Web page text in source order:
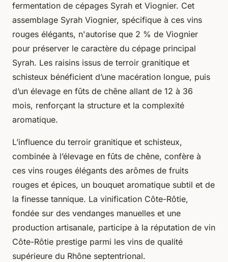
fermentation de cépages Syrah et Viognier. Cet
assemblage Syrah Viognier, spécifique à ces vins
rouges élégants, n'autorise que 2 % de Viognier
pour préserver le caractère du cépage principal
Syrah. Les raisins issus de terroir granitique et
schisteux bénéficient d’une macération longue, puis
d’un élevage en fûts de chêne allant de 12 à 36
mois, renforçant la structure et la complexité
aromatique.
L’influence du terroir granitique et schisteux,
combinée à l’élevage en fûts de chêne, confère à
ces vins rouges élégants des arômes de fruits
rouges et épices, un bouquet aromatique subtil et de
la finesse tannique. La vinification Côte-Rôtie,
fondée sur des vendanges manuelles et une
production artisanale, participe à la réputation de vin
Côte-Rôtie prestige parmi les vins de qualité
supérieure du Rhône septentrional.